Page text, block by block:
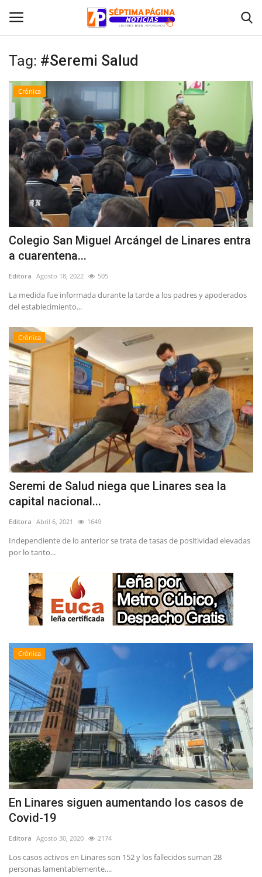
Inicio
Crónica
Policial
Tribunales
Deporte
Política
Espectáculos
Tag: #Seremi Salud
Crónica
Colegio San Miguel Arcángel de Linares entra
a cuarentena...
Editora Agosto 18, 2022 505
La medida fue informada durante la tarde a los padres y apoderados
del establecimiento...
Crónica
Seremi de Salud niega que Linares sea la
capital nacional...
Editora Abril 6, 2021 1649
Independiente de lo anterior se trata de tasas de positividad elevadas
por lo tanto...
Crónica
En Linares siguen aumentando los casos de
Covid-19
Editora Agosto 30, 2020 2174
Los casos activos en Linares son 152 y los fallecidos suman 28
personas lamentablemente....